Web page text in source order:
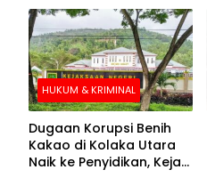
HUKUM & KRIMINAL
Dugaan Korupsi Benih
Kakao di Kolaka Utara
Naik ke Penyidikan, Kejari